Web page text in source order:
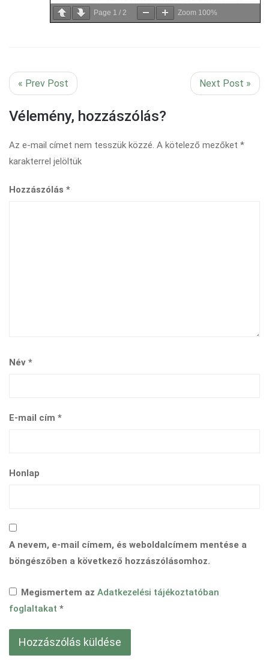
Page 1 / 2 Zoom 100%
« Prev Post Next Post »
Vélemény, hozzászólás?
Az e-mail címet nem tesszük közzé. A kötelező mezőket *
karakterrel jelöltük
Hozzászólás *
Név *
E-mail cím *
Honlap
A nevem, e-mail címem, és weboldalcímem mentése a
böngészőben a következő hozzászólásomhoz.
Megismertem az Adatkezelési tájékoztatóban
foglaltakat *